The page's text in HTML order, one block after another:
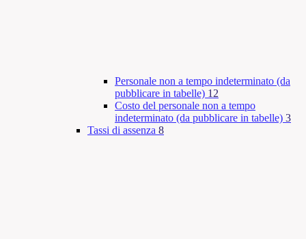
Personale non a tempo indeterminato (da
pubblicare in tabelle) 12
Costo del personale non a tempo
indeterminato (da pubblicare in tabelle) 3
Tassi di assenza 8